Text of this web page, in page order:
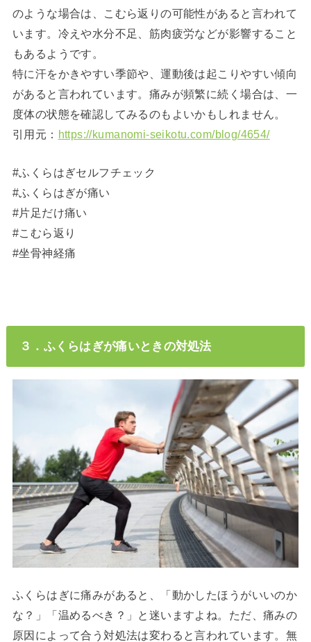
のような場合は、こむら返りの可能性があると言われて
います。冷えや水分不足、筋肉疲労などが影響すること
もあるようです。
特に汗をかきやすい季節や、運動後は起こりやすい傾向
があると言われています。痛みが頻繁に続く場合は、一
度体の状態を確認してみるのもよいかもしれません。
引用元： https://kumanomi-seikotu.com/blog/4654/
#ふくらはぎセルフチェック
#ふくらはぎが痛い
#片足だけ痛い
#こむら返り
#坐骨神経痛
３．ふくらはぎが痛いときの対処法
ふくらはぎに痛みがあると、「動かしたほうがいいのか
な？」「温めるべき？」と迷いますよね。ただ、痛みの
原因によって合う対処法は変わると言われています。無